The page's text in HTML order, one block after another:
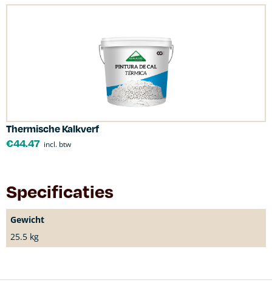
Thermische Kalkverf
€44.47 incl. btw
Specificaties
Gewicht
25.5 kg